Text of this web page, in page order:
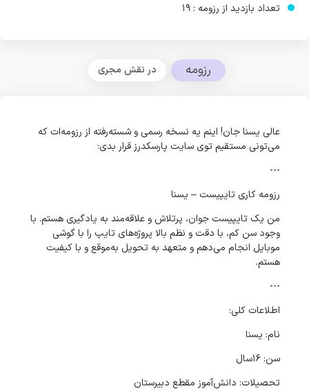
تعداد بازدید از رزومه : 19
رزومه در نقش مجری
عالی یسنا جان! اینم یه نسخه رسمی و شسته‌رفته از رزومه‌ات که
می‌تونی مستقیم توی سایت پارسکدرز قرار بدی:
---
رزومه کاری تایپیست – یسنا
من یک تایپیست جوان، پرتلاش و علاقه‌مند به یادگیری هستم. با
وجود سن کم، با دقت و نظم بالا پروژه‌های تایپ را با گوشی
موبایل انجام می‌دهم و متعهد به تحویل به‌موقع و با کیفیت
هستم.
---
اطلاعات کلی:
نام: یسنا
سن: ۱۶سال
تحصیلات: دانش‌آموز مقطع دبیرستان